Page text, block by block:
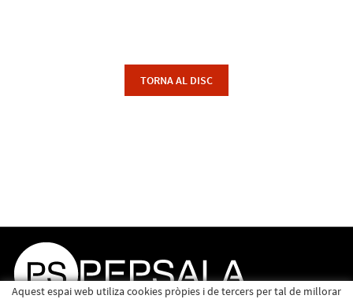
TORNA AL DISC
Aquest espai web utiliza cookies pròpies i de tercers per tal de millorar